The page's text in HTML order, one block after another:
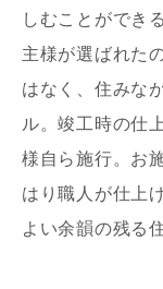
しむことができ
主様が選ばれた
はなく、住みな
ル。竣工時の仕
様自ら施行。お
はり職人が仕上
よい余韻の残る